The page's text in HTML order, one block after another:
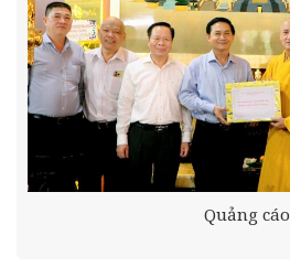
Quảng cáo